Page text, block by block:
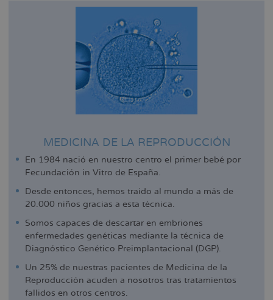
MEDICINA DE LA REPRODUCCIÓN
En 1984 nació en nuestro centro el primer bebé por
Fecundación in Vitro de España.
Desde entonces, hemos traído al mundo a más de
20.000 niños gracias a esta técnica.
Somos capaces de descartar en embriones
enfermedades genéticas mediante la técnica de
Diagnóstico Genético Preimplantacional (DGP).
Un 25% de nuestras pacientes de Medicina de la
Reproducción acuden a nosotros tras tratamientos
fallidos en otros centros.